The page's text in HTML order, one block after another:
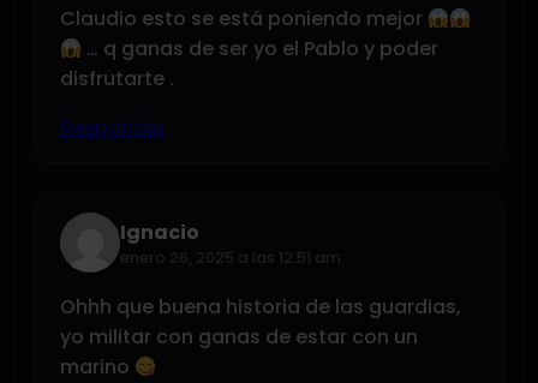
Claudio esto se está poniendo mejor
… q ganas de ser yo el Pablo y poder
disfrutarte .
Responder
Ignacio
enero 26, 2025 a las 12:51 am
Ohhh que buena historia de las guardias,
yo militar con ganas de estar con un
marino